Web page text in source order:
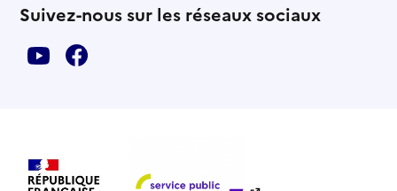
Suivez-nous sur les réseaux sociaux